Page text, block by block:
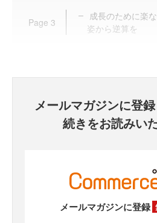
Page 3
成長のために楽
姿から逆算を
メールマガジンに登録
続きをお読みい
メールマガジンに登録